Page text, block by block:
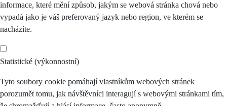
informace, které mění způsob, jakým se webová stránka chová nebo
vypadá jako je váš preferovaný jazyk nebo region, ve kterém se
nacházíte.
Statistické (výkonnostní)
Tyto soubory cookie pomáhají vlastníkům webových stránek
porozumět tomu, jak návštěvníci interagují s webovými stránkami tím,